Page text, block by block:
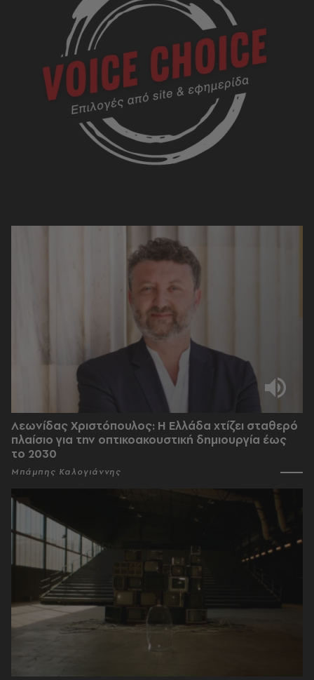
Λεωνίδας Χριστόπουλος: Η Ελλάδα χτίζει σταθερό
πλαίσιο για την οπτικοακουστική δημιουργία έως
το 2030
Μπάμπης Καλογιάννης